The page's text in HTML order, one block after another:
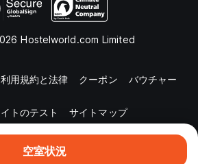
空室状況
Hostelworld.com Limited
用規約と法律 クーポン バウチャー
トのテスト サイトマップ